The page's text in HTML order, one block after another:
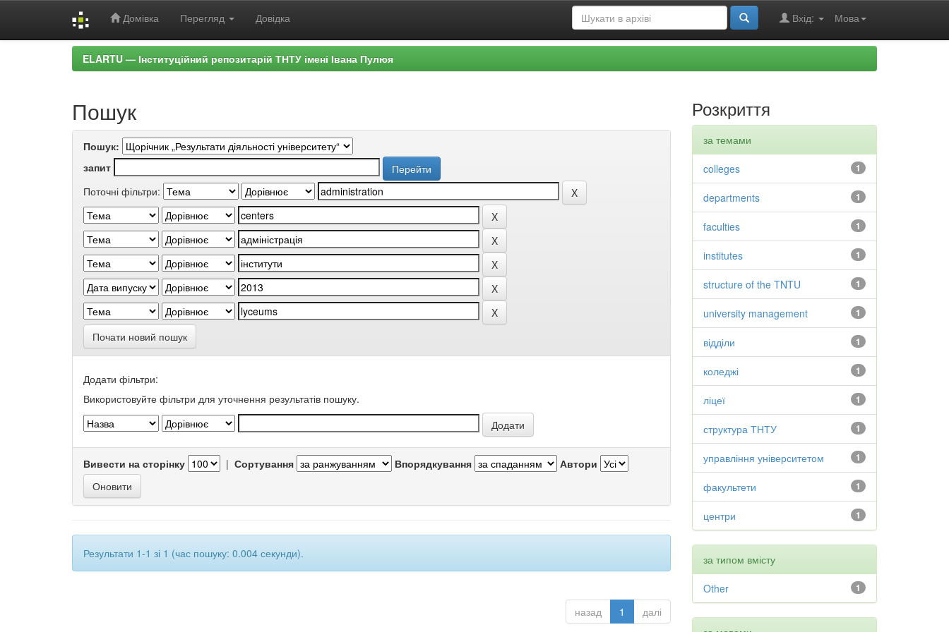
Домівка Перегляд Довідка Мова
Вхід:
ELARTU — Інституційний репозитарій ТНТУ імені Івана Пулюя
Пошук
Пошук:
запит
Поточні фільтри:
Почати новий пошук
Додати фільтри:
Використовуйте фільтри для уточнення результатів пошуку.
Вивести на сторінку | Сортування Впорядкування Автори
Результати 1-1 зі 1 (час пошуку: 0.004 секунди).
назад 1 далі
Розкриття
за темами
1
colleges
1
departments
1
faculties
1
institutes
1
structure of the TNTU
1
university management
1
відділи
1
коледжі
1
ліцеї
1
структура ТНТУ
1
управління університетом
1
факультети
1
центри
за типом вмісту
1
Other